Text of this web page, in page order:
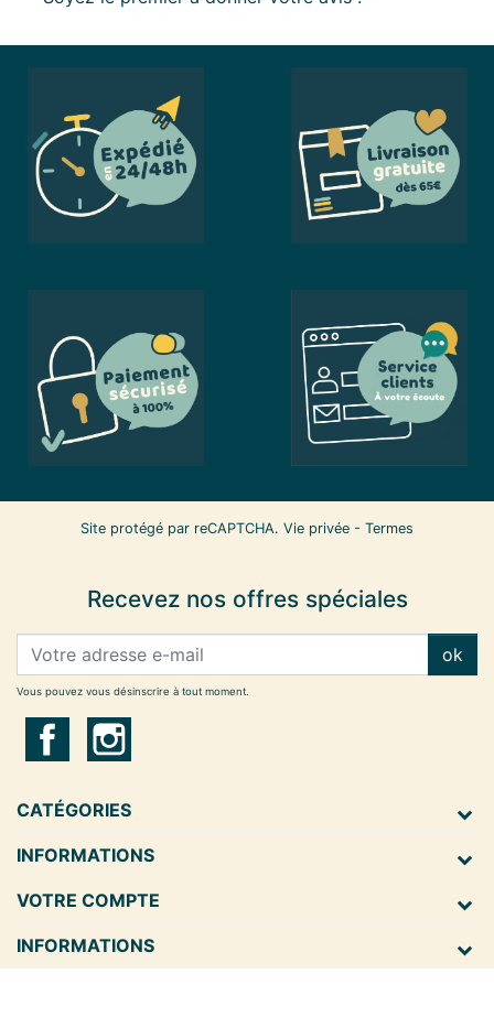
Site protégé par reCAPTCHA. Vie privée - Termes
Recevez nos offres spéciales
ok
Vous pouvez vous désinscrire à tout moment.
CATÉGORIES
INFORMATIONS
VOTRE COMPTE
INFORMATIONS